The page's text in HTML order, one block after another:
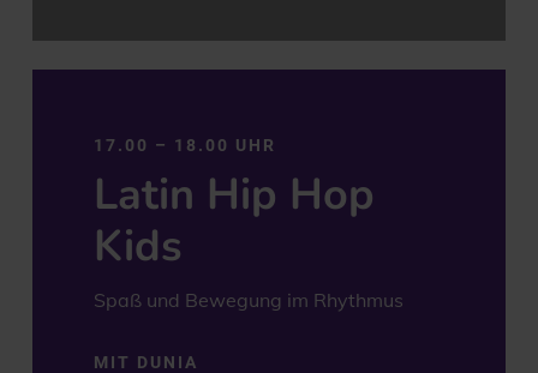
17.00 – 18.00 UHR
Latin Hip Hop
Kids
Spaß und Bewegung im Rhythmus
MIT DUNIA